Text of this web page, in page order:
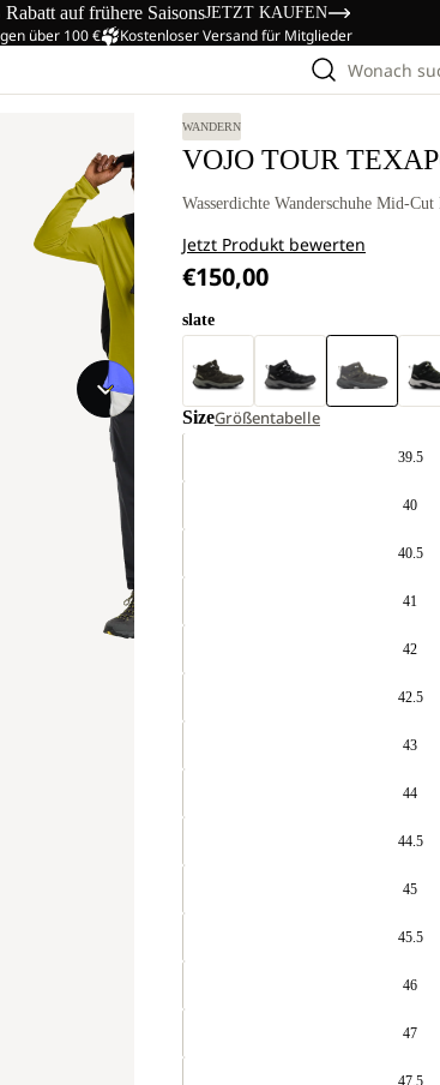
Rabatt auf frühere SaisonsJETZT KAUFEN
über 100 € Kostenloser Versand für Mitglieder
Wonach
WANDERN
VOJO TOUR
Wasserdichte Wanderschuhe Mid-Cut
Jetzt Produkt bewerten
€150,00
slate
SizeGrößentabelle
39.5
40
40.5
41
42
42.5
43
44
44.5
45
45.5
46
47
47.5